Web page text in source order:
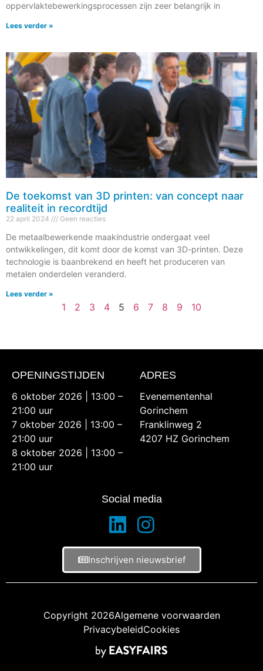
oppervlaktebewerkingsprocessen zijn zeer belangrijk in
Lees verder »
De toekomst van 3D printen: van concept naar
realiteit in recordtijd
22 april 2024 Geen reacties
De metaalbewerkende maakindustrie ondergaat veel
ontwikkelingen, dit komt door de komst van 3D-printen. Deze
technologie is baanbrekend en heeft het produceren van
metalen onderdelen veranderd.
Lees verder »
1 2 3 4 5 6 7 8 9 10
OPENINGSTIJDEN
6 oktober 2026 | 13:00 –
21:00 uur
7 oktober 2026 | 13:00 –
21:00 uur
8 oktober 2026 | 13:00 –
21:00 uur
ADRES
Evenementenhal
Gorinchem
Franklinweg 2
4207 HZ Gorinchem
Social media
Inschrijven nieuwsbrief
Copyright 2026Algemene voorwaarden
PrivacybeleidCookies